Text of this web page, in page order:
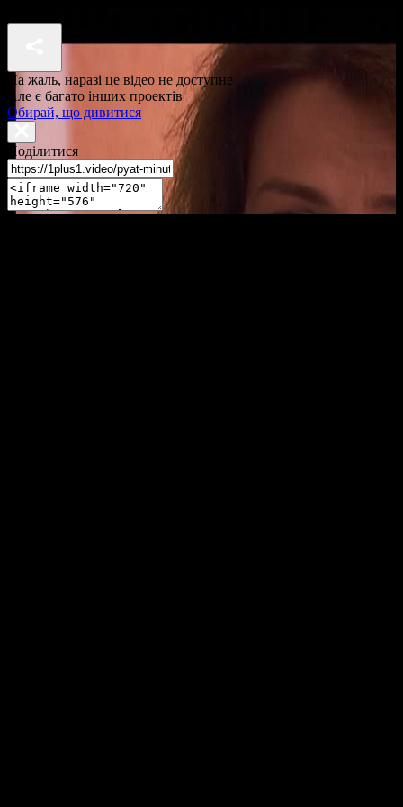
На жаль, наразі це відео не доступне
Але є багато інших проектів
Обирай, що дивитися
Поділитися